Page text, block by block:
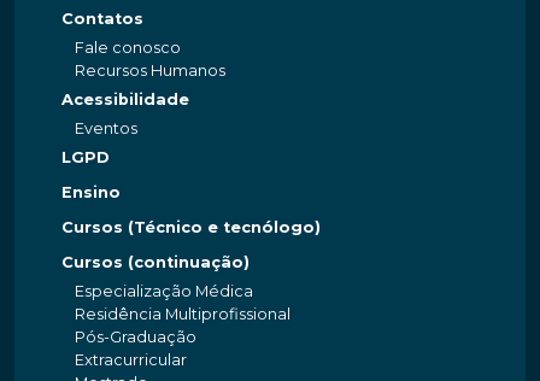
Contatos
Fale conosco
Recursos Humanos
Acessibilidade
Eventos
LGPD
Ensino
Cursos (Técnico e tecnólogo)
Cursos (continuação)
Especialização Médica
Residência Multiprofissional
Pós-Graduação
Extracurricular